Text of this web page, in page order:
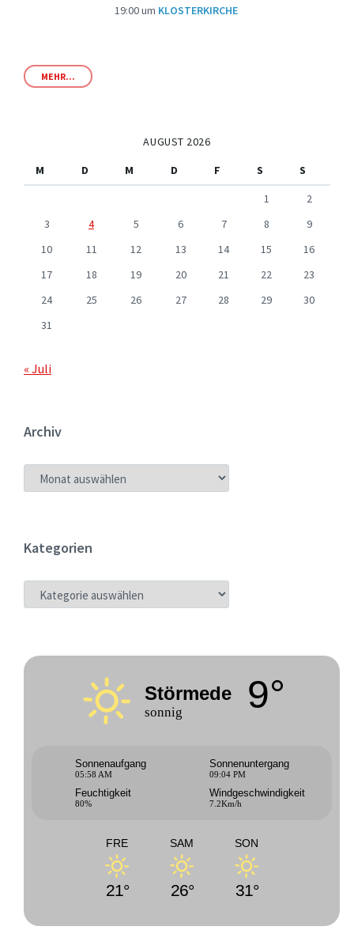
19:00um KLOSTERKIRCHE
MEHR...
AUGUST 2026
M
D M D F S
S
1
2
3
4 5 6 7 8
9
10
11 12 13 14 15
16
17
18 19 20 21 22
23
24
25 26 27 28 29
30
31
« Juli
Archiv
ARCHIV
Kategorien
KATEGORIEN
Störmede
sonnig 9°
Sonnenaufgang
05:58 AM
Sonnenuntergang
09:04 PM
Feuchtigkeit
80%
Windgeschwindigkeit
7.2Km/h
FRE
21°
SAM
26°
SON
31°